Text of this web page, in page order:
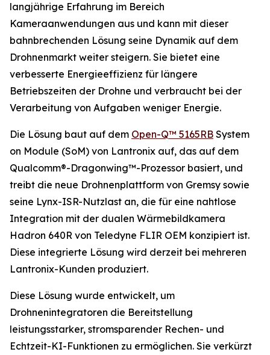
langjährige Erfahrung im Bereich
Kameraanwendungen aus und kann mit dieser
bahnbrechenden Lösung seine Dynamik auf dem
Drohnenmarkt weiter steigern. Sie bietet eine
verbesserte Energieeffizienz für längere
Betriebszeiten der Drohne und verbraucht bei der
Verarbeitung von Aufgaben weniger Energie.
Die Lösung baut auf dem Open-Q™ 5165RB System
on Module (SoM) von Lantronix auf, das auf dem
Qualcomm®-Dragonwing™-Prozessor basiert, und
treibt die neue Drohnenplattform von Gremsy sowie
seine Lynx-ISR-Nutzlast an, die für eine nahtlose
Integration mit der dualen Wärmebildkamera
Hadron 640R von Teledyne FLIR OEM konzipiert ist.
Diese integrierte Lösung wird derzeit bei mehreren
Lantronix-Kunden produziert.
Diese Lösung wurde entwickelt, um
Drohnenintegratoren die Bereitstellung
leistungsstarker, stromsparender Rechen- und
Echtzeit-KI-Funktionen zu ermöglichen. Sie verkürzt